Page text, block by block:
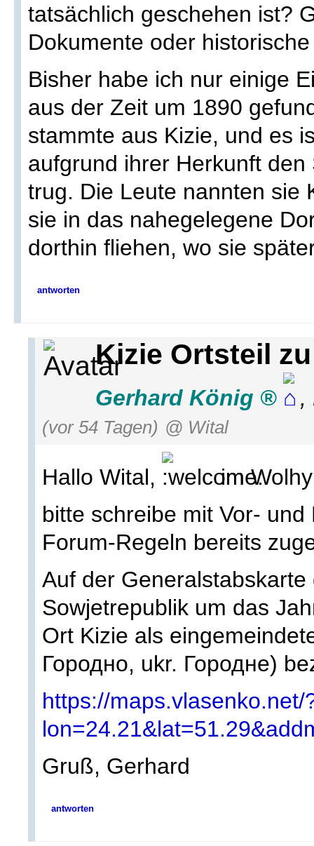
tatsächlich geschehen ist?
Dokumente oder
Bisher habe ich nur einige
aus der Zeit um 1890
stammte aus Kizie, und es
aufgrund ihrer Herkunft den
trug. Die Leute nannten sie
sie in das nahegelegene
dorthin fliehen, wo sie
antworten
Kizie Ortsteil
Gerhard König ,
(vor 54 Tagen) @ Wital
Hallo Wital,
im
bitte schreibe mit Vor-
Forum-Regeln bereits
Auf der
Sowjetrepublik um das
Ort Kizie als
Городно, ukr. Городне)
https://maps.vlasenko.net/
Gruß, Gerhard
antworten